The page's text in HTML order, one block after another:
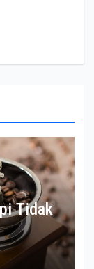
Tidak